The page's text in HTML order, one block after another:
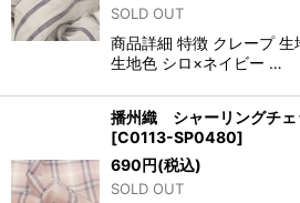
SOLD OUT
商品詳細 特徴 クレープ
生地色 シロ×ネイビー …
播州織 シャーリングチ
[C0113-SP0480]
690円(税込)
SOLD OUT